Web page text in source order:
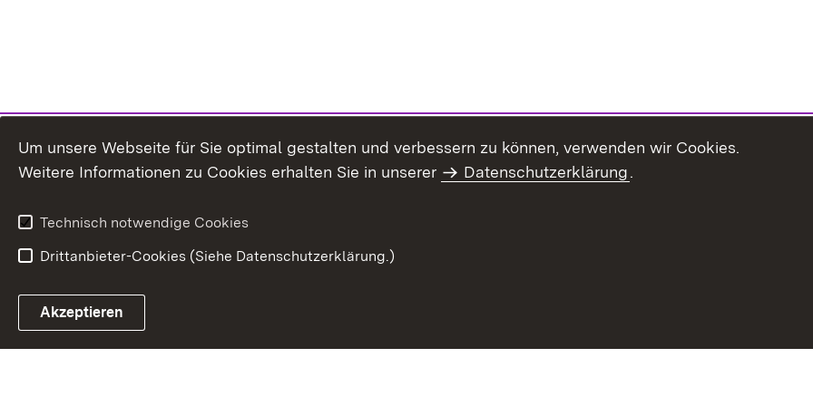
Um unsere Webseite für Sie optimal gestalten und verbessern zu können, verwenden wir Cookies.
Weitere Informationen zu Cookies erhalten Sie in unserer
Datenschutzerklärung.
Technisch notwendige Cookies
Drittanbieter-Cookies (Siehe Datenschutzerklärung.)
Akzeptieren